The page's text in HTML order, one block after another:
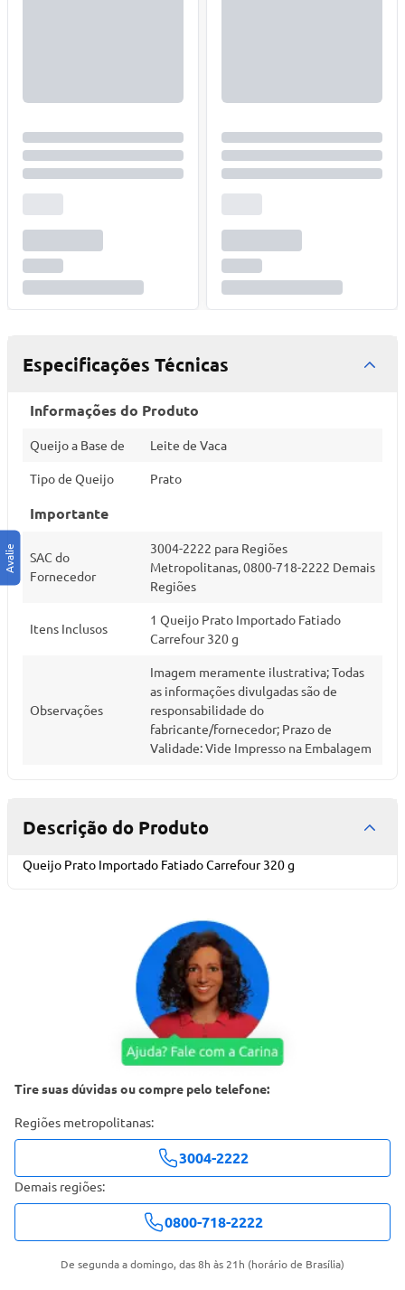
Especificações Técnicas
Informações do Produto
Queijo a Base de Leite de Vaca
Tipo de Queijo Prato
Importante
SAC do
Fornecedor
3004-2222 para Regiões
Metropolitanas, 0800-718-2222 Demais
Regiões
Itens Inclusos
1 Queijo Prato Importado Fatiado
Carrefour 320 g
Observações
Imagem meramente ilustrativa; Todas
as informações divulgadas são de
responsabilidade do
fabricante/fornecedor; Prazo de
Validade: Vide Impresso na Embalagem
Descrição do Produto
Queijo Prato Importado Fatiado Carrefour 320 g
Tire suas dúvidas ou compre pelo telefone:
Regiões metropolitanas:
3004-2222
Demais regiões:
0800-718-2222
De segunda a domingo, das 8h às 21h (horário de Brasília)